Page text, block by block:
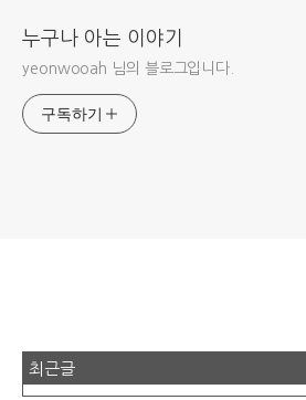
누구나 아는 이야기
yeonwooah 님의 블로그입니다.
구독하기
최근글